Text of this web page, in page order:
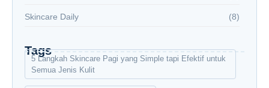
Skincare Daily (8)
Tags
5 Langkah Skincare Pagi yang Simple tapi Efektif untuk
Semua Jenis Kulit